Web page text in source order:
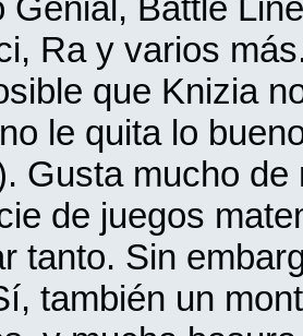
Genial, Battle
Ra y varios
que Knizia
le quita lo
Gusta mucho
de juegos
tanto. Sin
también un